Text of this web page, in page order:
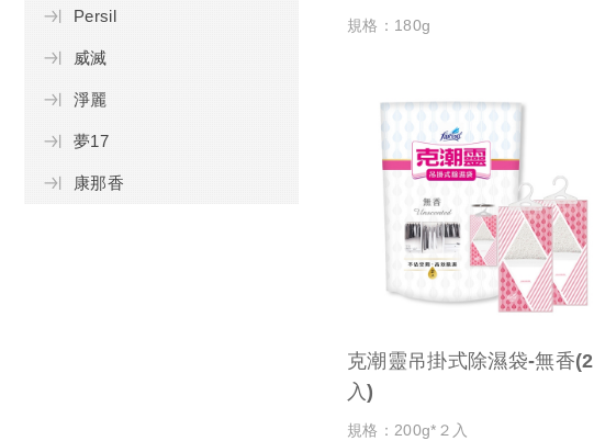
Persil
威滅
淨麗
夢17
康那香
規格：180g
克潮靈吊掛式除濕袋-無香(2
入)
規格：200g*２入